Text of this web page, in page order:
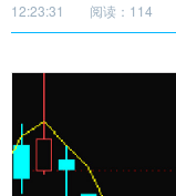
12:23:31
阅读：114